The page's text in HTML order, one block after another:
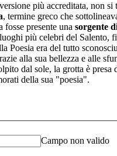
più accreditata, non si
, termine greco che
presente una sorgente
più celebri del Salento,
Poesia era del tutto
alla sua bellezza e alle
dal sole, la grotta è presa
della sua "poesia".
Campo non valido